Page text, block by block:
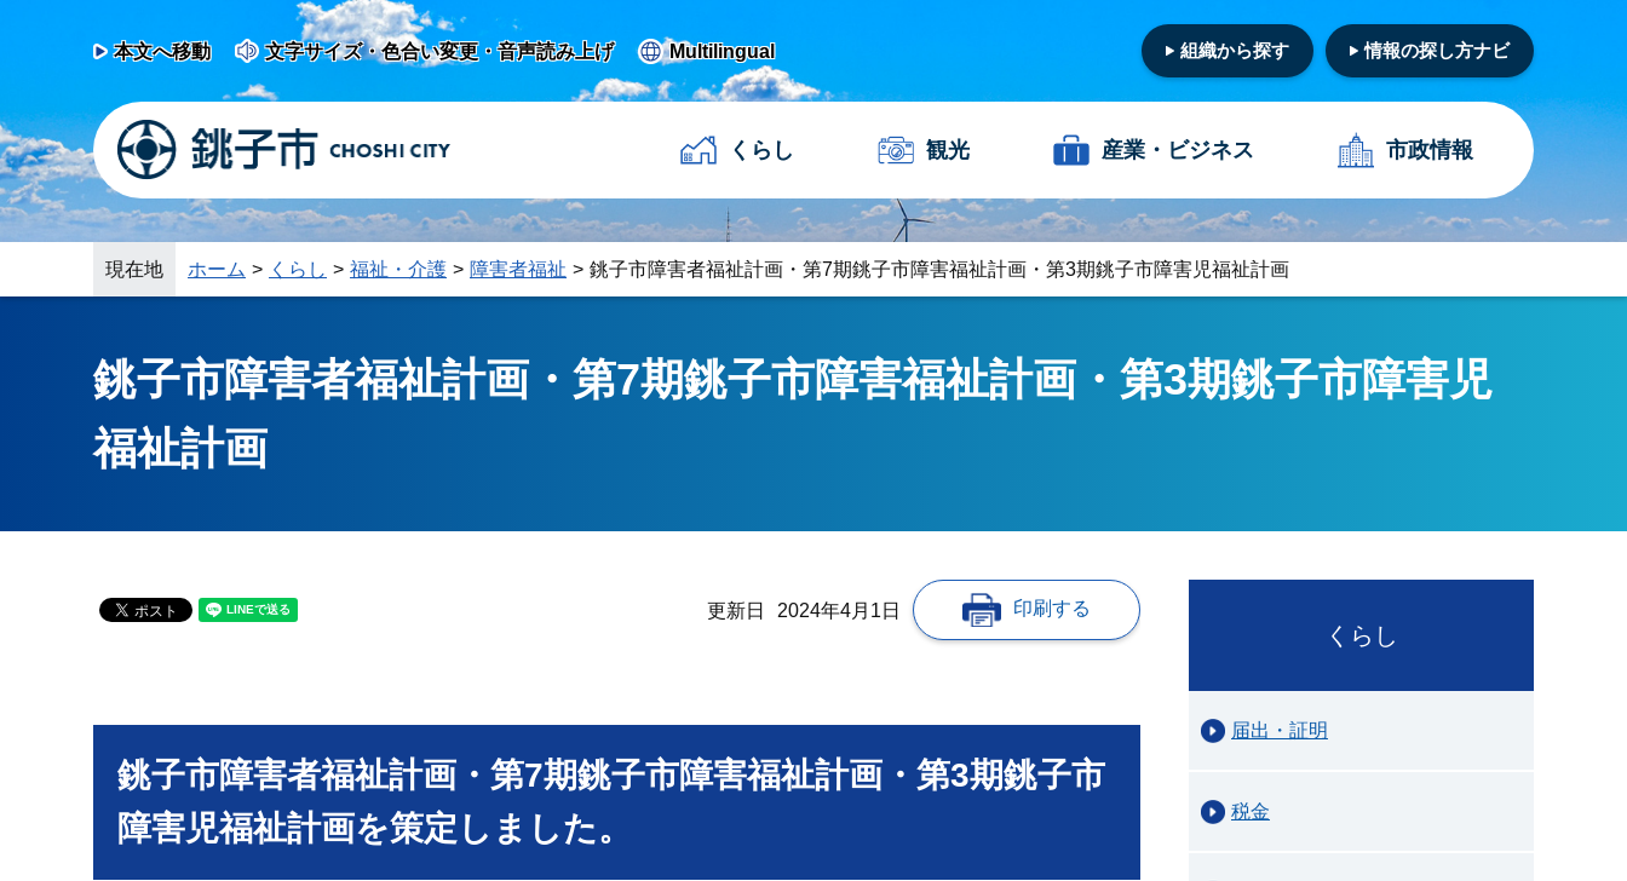
本文へ移動 文字サイズ・色合い変更・音声読み上げ Multilingual 組織から探す 情報の探し方ナビ
くらし 観光 産業・ ビジネス 市政情報
現在地 ホーム くらし 福祉・介護 障害者福祉 銚子市障害者福祉計画・第7期銚子市障害福祉計画・第3期銚子市障害児福祉計画
銚子市障害者福祉計画・第7期銚子市障害福祉計画・第3期銚子市障害児
福祉計画
更新日 2024年4月1日 印刷する
銚子市障害者福祉計画・第7期銚子市障害福祉計画・第3期銚子市
障害児福祉計画を策定しました。
くらし
届出・証明
税金